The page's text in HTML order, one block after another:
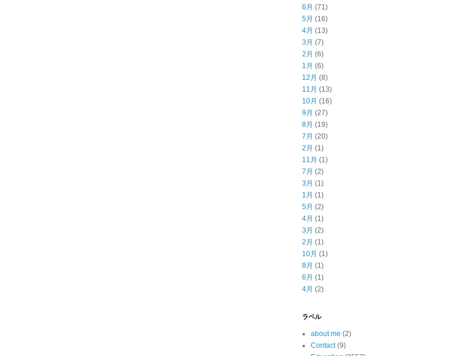
6月 (71)
5月 (16)
4月 (13)
3月 (7)
2月 (6)
1月 (6)
12月 (8)
11月 (13)
10月 (16)
9月 (27)
8月 (19)
7月 (20)
2月 (1)
11月 (1)
7月 (2)
3月 (1)
1月 (1)
5月 (2)
4月 (1)
3月 (2)
2月 (1)
10月 (1)
8月 (1)
6月 (1)
4月 (2)
ラベル
about me (2)
Contact (9)